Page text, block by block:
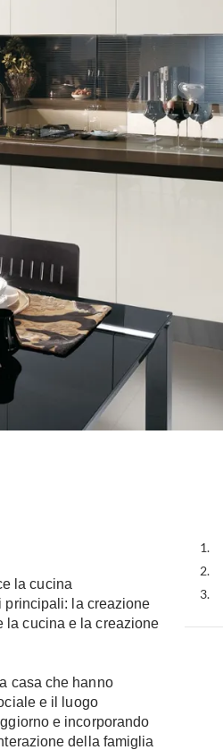
la cucina
principali: la creazione
la cucina e la creazione
casa che hanno
e il luogo
e incorporando
della famiglia